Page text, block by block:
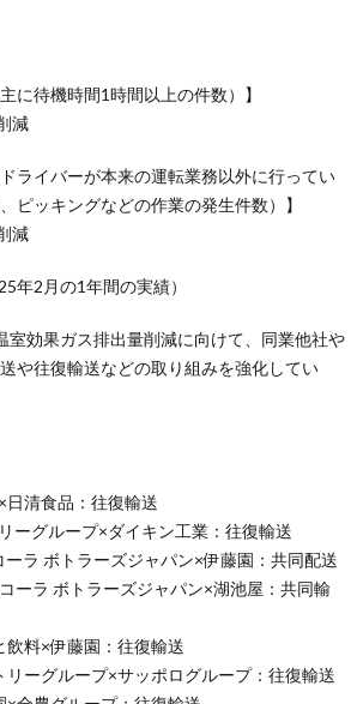
に待機時間1時間以上の件数）】
減
ライバーが本来の運転業務以外に行ってい
ピッキングなどの作業の発生件数）】
減
年2月の1年間の実績）
室効果ガス排出量削減に向けて、同業他社や
や往復輸送などの取り組みを強化してい
日清食品：往復輸送
ーグループ×ダイキン工業：往復輸送
ーラ ボトラーズジャパン×伊藤園：共同配送
ーラ ボトラーズジャパン×湖池屋：共同輸
飲料×伊藤園：往復輸送
リーグループ×サッポログループ：往復輸送